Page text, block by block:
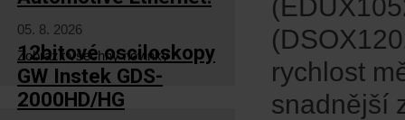
rychlost
snadnější
05. 8. 2026
12bitové osciloskopy
GW Instek GDS-
2000HD/HG
Zobrazit všechny novinky